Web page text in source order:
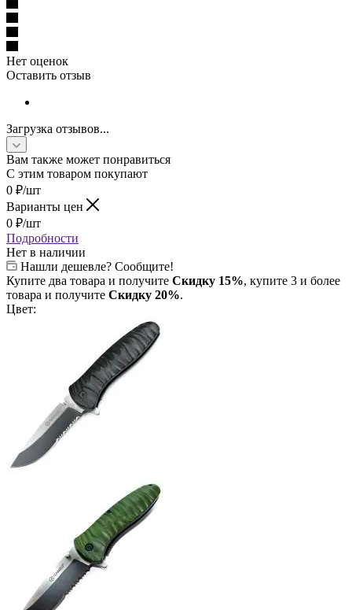
Нет оценок
Оставить отзыв
Загрузка отзывов...
Вам также может понравиться
С этим товаром покупают
0 ₽/шт
Варианты цен
0 ₽/шт
Подробности
Нет в наличии
Нашли дешевле? Сообщите!
Купите два товара и получите Скидку 15%, купите 3 и более
товара и получите Скидку 20%.
Цвет: